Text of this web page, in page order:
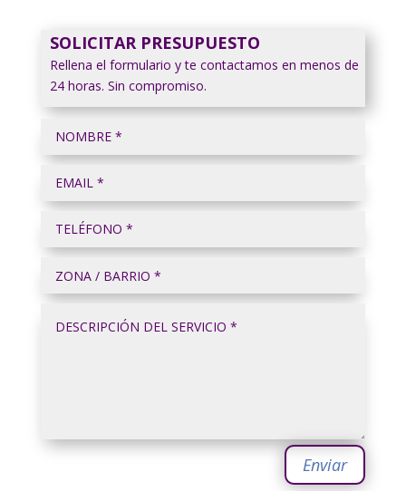
SOLICITAR PRESUPUESTO
Rellena el formulario y te contactamos en menos de
24 horas. Sin compromiso.
Enviar